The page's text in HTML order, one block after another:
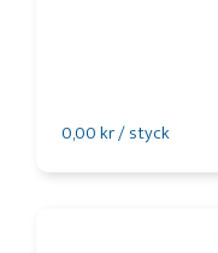
0,00 kr / styck